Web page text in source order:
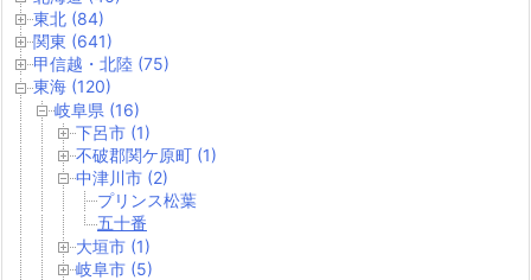
東北 (84)
関東 (641)
甲信越・北陸 (75)
東海 (120)
岐阜県 (16)
下呂市 (1)
不破郡関ケ原町 (1)
中津川市 (2)
プリンス松葉
五十番
大垣市 (1)
岐阜市 (5)